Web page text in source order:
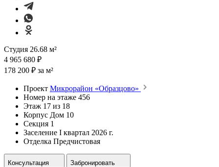
Студия 26.68 м²
4 965 680 ₽
178 200 ₽ за м²
Проект Микрорайон «Образцово»
Номер на этаже 456
Этаж 17 из 18
Корпус Дом 10
Секция 1
Заселение I квартал 2026 г.
Отделка Предчистовая
Консультация
Забронировать